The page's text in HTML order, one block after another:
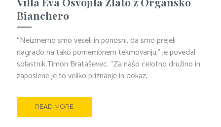
Bianchero
“Neizmerno smo veseli in ponosni, da smo prejeli
nagrado na tako pomembnem tekmovanju,” je povedal
solastnik Timon Brataševec. “Za našo celotno družino in
zaposlene je to veliko priznanje in dokaz,
READ MORE